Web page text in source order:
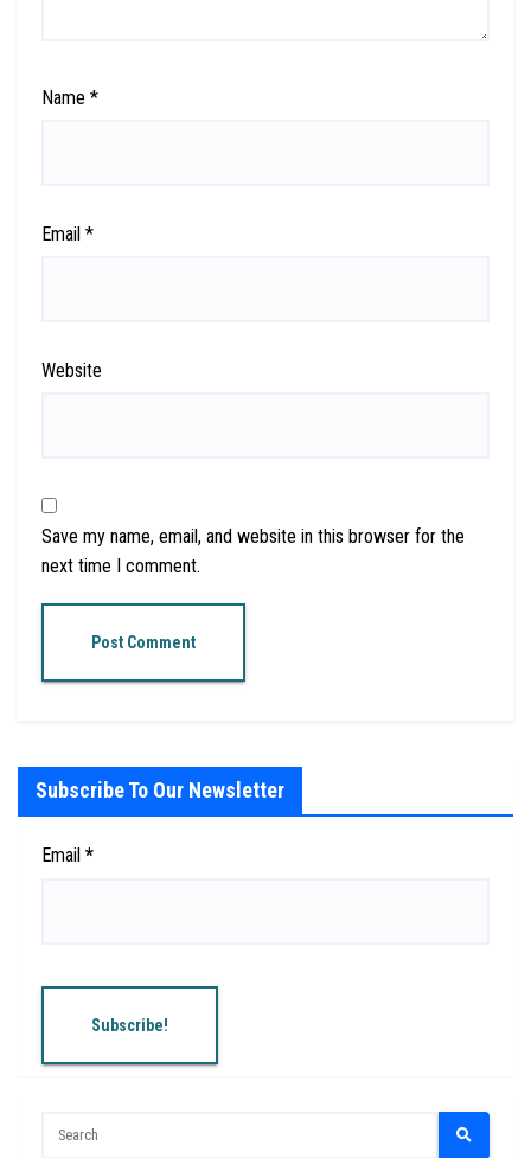
Name *
Email *
Website
Save my name, email, and website in this browser for the
next time I comment.
Subscribe To Our Newsletter
Email *